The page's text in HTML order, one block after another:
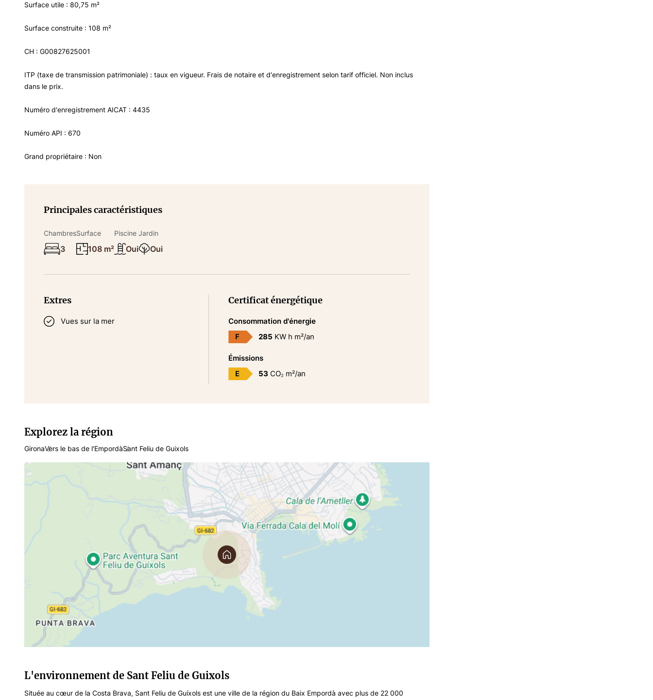
Surface utile : 80,75 m²
Surface construite : 108 m²
CH : G00827625001
ITP (taxe de transmission patrimoniale) : taux en vigueur. Frais de notaire et d'enregistrement selon tarif officiel. Non inclus
dans le prix.
Numéro d'enregistrement AICAT : 4435
Numéro API : 670
Grand propriétaire : Non
Principales caractéristiques
Chambres
3
Surface
108 m²
Piscine
Oui
Jardin
Oui
Extres
Vues sur la mer
Certificat énergétique
Consommation d'énergie
F
285 KW h m²/an
Émissions
E
53 CO₂ m²/an
Explorez la région
GironaVers le bas de l'EmpordàSant Feliu de Guixols
L'environnement de Sant Feliu de Guixols
Située au cœur de la Costa Brava, Sant Feliu de Guíxols est une ville de la région du Baix Empordà avec plus de 22 000